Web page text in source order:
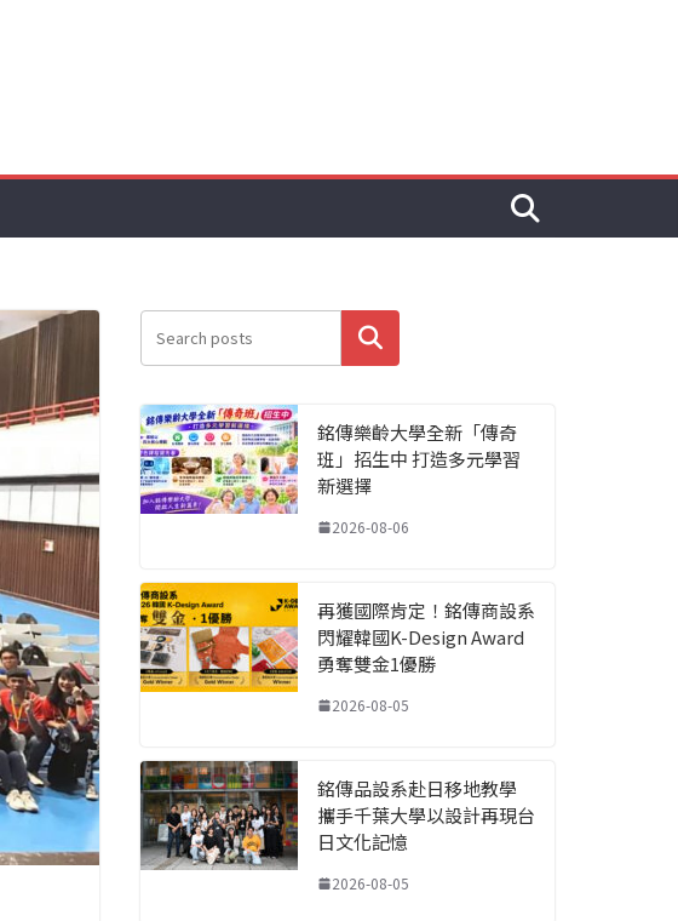
搜尋
銘傳樂齡大學全新「傳奇
班」招生中 打造多元學習
新選擇
2026-08-06
再獲國際肯定！銘傳商設系
閃耀韓國K-Design Award
勇奪雙金1優勝
2026-08-05
銘傳品設系赴日移地教學
攜手千葉大學以設計再現台
日文化記憶
2026-08-05